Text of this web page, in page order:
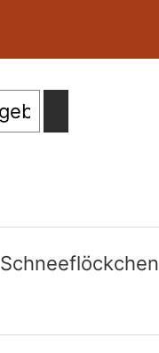
Schneeflöckchen